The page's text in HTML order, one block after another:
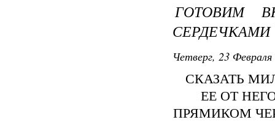
ГОТОВИМ
СЕРДЕЧКАМИ
Четверг, 23
СКАЗАТЬ
ЕЕ ОТ
ПРЯМИКОМ